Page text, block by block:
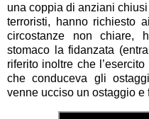
una coppia di anziani
terroristi, hanno richiesto
circostanze non chiare,
stomaco la fidanzata
riferito inoltre che
che conduceva gli
venne ucciso un ostaggio e